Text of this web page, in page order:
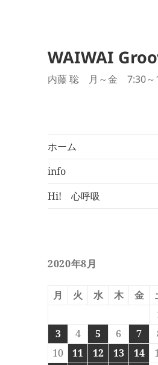
WAIWAI
内藤 聡 月～金 7:30～
ホーム
info
Hi! 心呼吸
2020年8月
月 火 水 木 金
3
4 5 6 7
10
11 12 13 14